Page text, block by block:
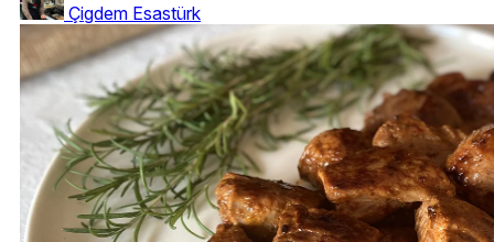
Çigdem Esastürk